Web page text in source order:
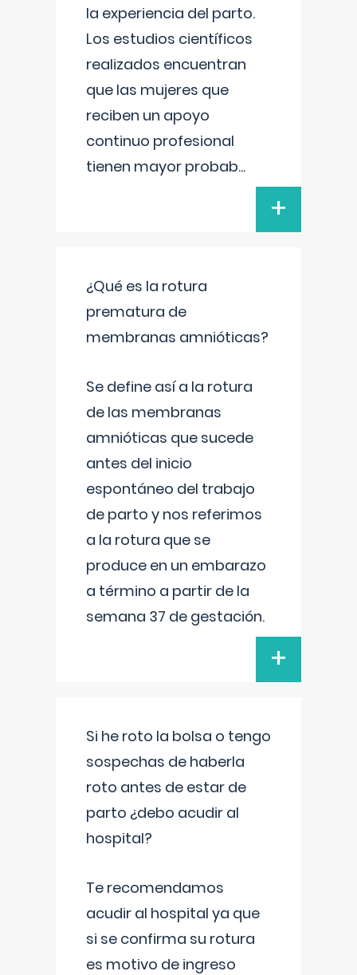
la experiencia del parto.
Los estudios científicos
realizados encuentran
que las mujeres que
reciben un apoyo
continuo profesional
tienen mayor probab...
+
¿Qué es la rotura
prematura de
membranas amnióticas?
Se define así a la rotura
de las membranas
amnióticas que sucede
antes del inicio
espontáneo del trabajo
de parto y nos referimos
a la rotura que se
produce en un embarazo
a término a partir de la
semana 37 de gestación.
+
Si he roto la bolsa o tengo
sospechas de haberla
roto antes de estar de
parto ¿debo acudir al
hospital?
Te recomendamos
acudir al hospital ya que
si se confirma su rotura
es motivo de ingreso